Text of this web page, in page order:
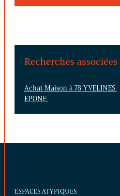
Recherches associées
Achat Maison à 78 YVELINES
EPONE
ESPACES ATYPIQUES